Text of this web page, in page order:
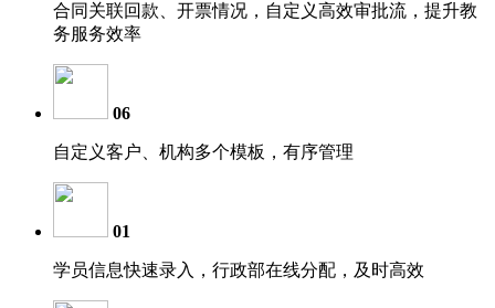
合同关联回款、开票情况，自定义高效审批流，提升教
务服务效率
06
自定义客户、机构多个模板，有序管理
01
学员信息快速录入，行政部在线分配，及时高效